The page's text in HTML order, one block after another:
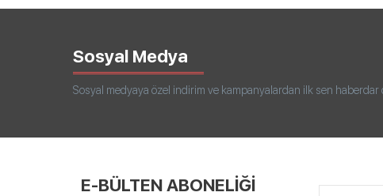
Sosyal Medya
Sosyal medyaya özel indirim ve kampanyalardan ilk sen haberdar
E-BÜLTEN ABONELİĞİ